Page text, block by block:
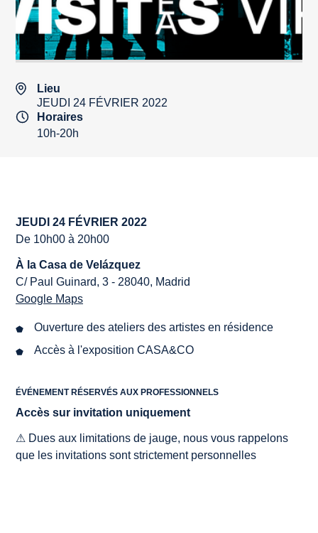
Lieu
JEUDI 24 FÉVRIER 2022
Horaires
10h-20h
JEUDI 24 FÉVRIER 2022
De 10h00 à 20h00
À la Casa de Velázquez
C/ Paul Guinard, 3 - 28040, Madrid
Google Maps
Ouverture des ateliers des artistes en résidence
Accès à l'exposition CASA&CO
ÉVÉNEMENT RÉSERVÉS AUX PROFESSIONNELS
Accès sur invitation uniquement
⚠ Dues aux limitations de jauge, nous vous rappelons
que les invitations sont strictement personnelles